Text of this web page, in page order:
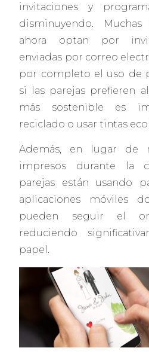
invitaciones y
disminuyendo. Muchas
ahora optan por
enviadas por correo
por completo el uso de
si las parejas prefieren
más sostenible es
reciclado o usar tintas
Además, en lugar de
impresos durante la
parejas están usando
aplicaciones móviles
pueden seguir el
reduciendo
papel.